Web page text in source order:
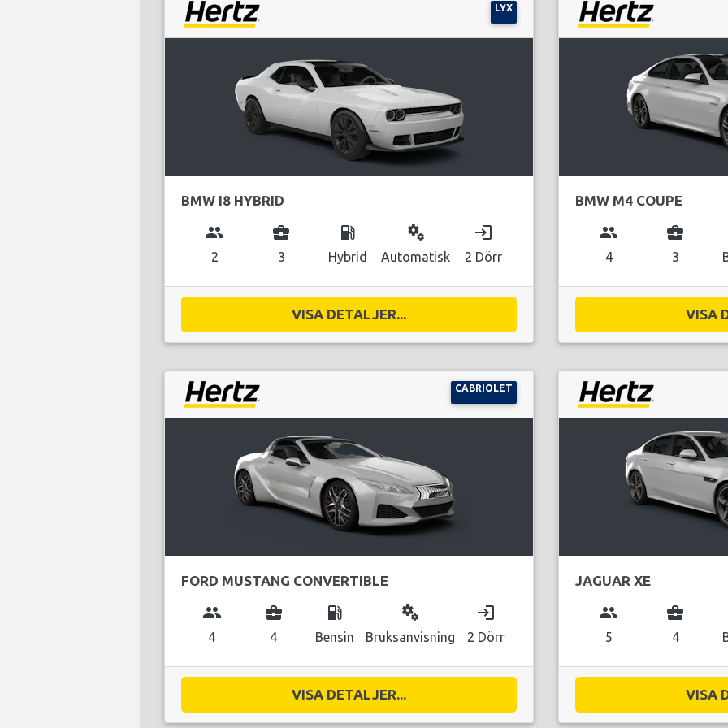
LYX
BMW I8 HYBRID
group
2
business_center
3
local_gas_station
Hybrid
miscellaneous_services
Automatisk
login
2 Dörr
VISA DETALJER...
BMW M4 COUPE
group
4
business_center
3
VISA
CABRIOLET
FORD MUSTANG CONVERTIBLE
group
4
business_center
4
local_gas_station
Bensin
miscellaneous_services
Bruksanvisning
login
2 Dörr
VISA DETALJER...
JAGUAR XE
group
5
business_center
4
VISA